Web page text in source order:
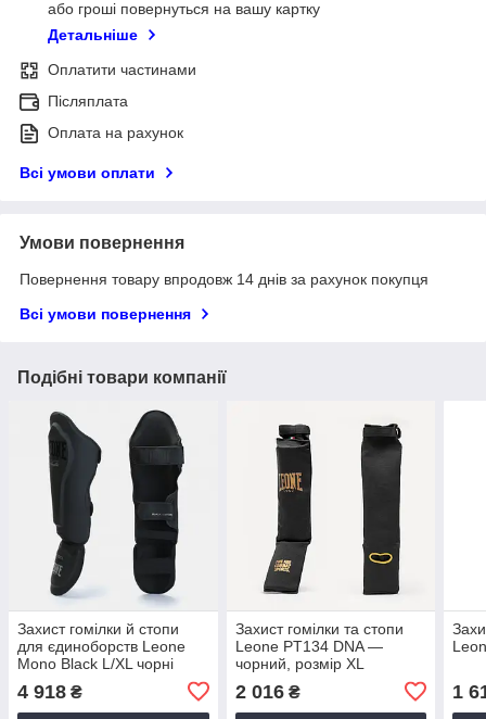
або гроші повернуться на вашу картку
Детальніше
Оплатити частинами
Післяплата
Оплата на рахунок
Всі умови оплати
Умови повернення
Повернення товару впродовж 14 днів за рахунок покупця
Всі умови повернення
Подібні товари компанії
Захист гомілки й стопи
для єдиноборств Leone
Mono Black L/XL чорні
4 918 ₴
Захист гомілки та стопи
Leone PT134 DNA —
чорний, розмір XL
2 016₴ 1